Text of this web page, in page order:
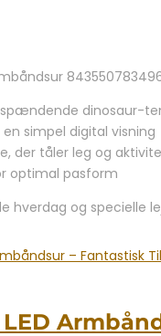
kr..
dinosaur-
simpel digital visning
der tåler leg og
optimal pasform
hverdag og specielle